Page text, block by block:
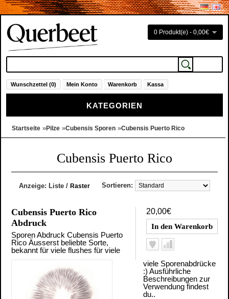
0 Produkt(e) - 0,00€
Wunschzettel (0) Mein Konto Warenkorb Kassa
KATEGORIEN
Startseite »Pilze »Cubensis Sporen »Cubensis Puerto Rico
Cubensis Puerto Rico
Anzeige: Liste / Raster Sortieren:
20,00€
Cubensis Puerto Rico
Abdruck
Sporen Abdruck Cubensis Puerto
Rico Äusserst beliebte Sorte,
bekannt für viele flushes für viele
viele Sporenabdrücke
:) Ausführliche
Beschreibungen zur
Verwendung findest
du..